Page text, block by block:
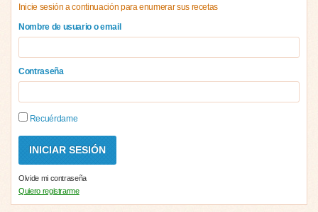
Inicie sesión a continuación para enumerar sus recetas
Nombre de usuario o email
Contraseña
Recuérdame
Olvide mi contraseña
Quiero registrarme